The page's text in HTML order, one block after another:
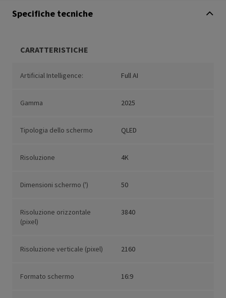
Specifiche tecniche
CARATTERISTICHE
Artificial Intelligence: Full AI
Gamma 2025
Tipologia dello schermo QLED
Risoluzione 4K
Dimensioni schermo (') 50
Risoluzione orizzontale
(pixel)
3840
Risoluzione verticale (pixel) 2160
Formato schermo 16:9